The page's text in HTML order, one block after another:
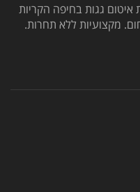
איטום גגות בחיפה הקריות